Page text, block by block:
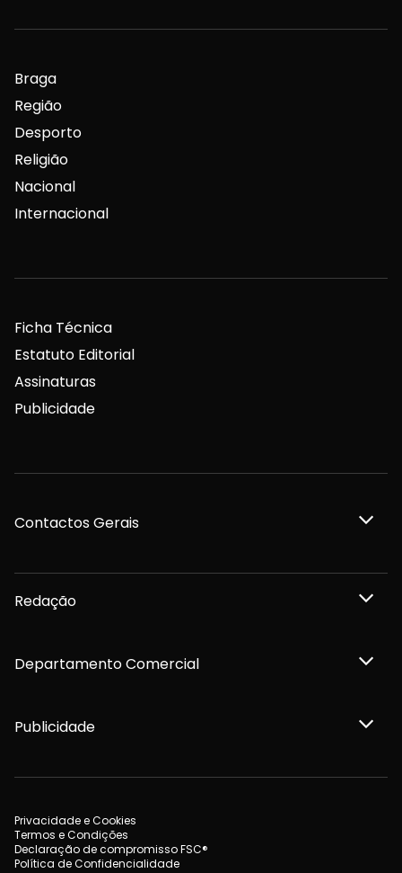
Braga
Região
Desporto
Religião
Nacional
Internacional
Ficha Técnica
Estatuto Editorial
Assinaturas
Publicidade
Contactos Gerais
Redação
Departamento Comercial
Publicidade
Privacidade e Cookies
Termos e Condições
Declaração de compromisso FSC®
Política de Confidencialidade